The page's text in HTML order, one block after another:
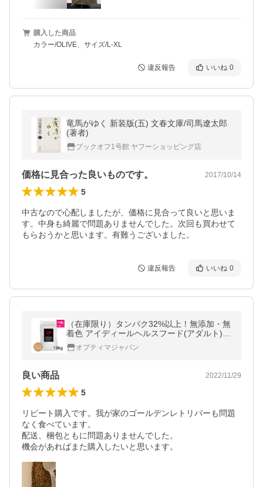
購入した商品
カラー/OLIVE、サイズ/L-XL
違反報告 いいね 0
竜馬がゆく 新装版(五) 文春文庫/司馬遼太郎
(著者)
ブックオフ1号館 ヤフーショッピング店
価格に見合った良いものです。 2017/10/14
5
中古なので心配しましたが、価格に見合って良いと思いま
す。中身も綺麗で問題ありませんでした。次回も買わせて
もらおうかと思います。有難うございました。
違反報告 いいね 0
（在庫限り）タンパク32%以上！無添加・無
着色 アイディールヘルスフード(アダルト)業
務用 ドッグフード ブリーダーパック 18
kg 犬 ドライ
オプティマジャパン
良い商品 2022/11/29
5
リピート購入です。我が家のゴールデンレトリバーも問題
なく食べています。
配送、梱包ともに問題ありませんでした。
機会があればまた購入したいと思います。